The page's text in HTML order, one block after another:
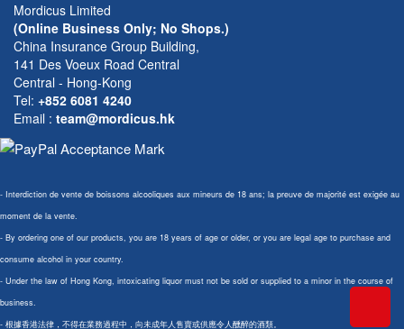
Mordicus Limited
(Online Business Only; No Shops.)
China Insurance Group Building,
141 Des Voeux Road Central
Central - Hong-Kong
Tel: +852 6081 4240
Email : team@mordicus.hk
- Interdiction de vente de boissons alcooliques aux mineurs de 18 ans; la preuve de majorité est exigée au
moment de la vente.
- By ordering one of our products, you are 18 years of age or older, or you are legal age to purchase and
consume alcohol in your country.
- Under the law of Hong Kong, intoxicating liquor must not be sold or supplied to a minor in the course of
business.
- 根據香港法律，不得在業務過程中，向未成年人售賣或供應令人醺醉的酒類。